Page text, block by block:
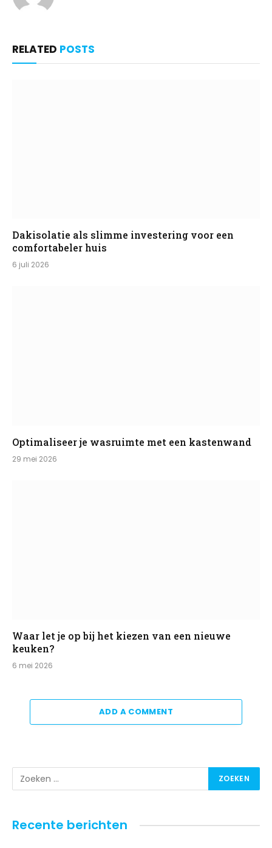
RELATED POSTS
Dakisolatie als slimme investering voor een
comfortabeler huis
6 juli 2026
Optimaliseer je wasruimte met een kastenwand
29 mei 2026
Waar let je op bij het kiezen van een nieuwe
keuken?
6 mei 2026
ADD A COMMENT
Recente berichten